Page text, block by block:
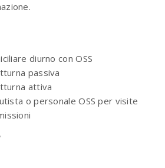
diurno con OSS
passiva
attiva
o personale OSS per visite